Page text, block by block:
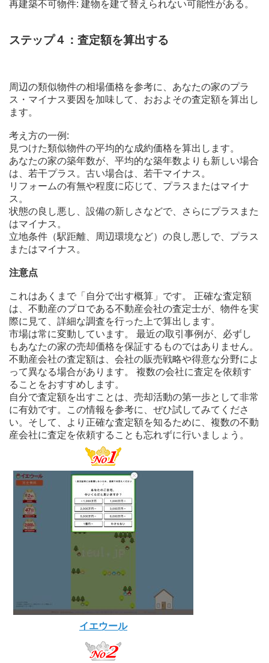
再建築不可物件: 建物を建て替えられない可能性がある。
ステップ４：査定額を算出する
周辺の類似物件の相場価格を参考に、あなたの家のプラ
ス・マイナス要因を加味して、おおよその査定額を算出し
ます。
考え方の一例:
見つけた類似物件の平均的な成約価格を算出します。
あなたの家の築年数が、平均的な築年数よりも新しい場合
は、若干プラス。古い場合は、若干マイナス。
リフォームの有無や程度に応じて、プラスまたはマイナ
ス。
状態の良し悪し、設備の新しさなどで、さらにプラスまた
はマイナス。
立地条件（駅距離、周辺環境など）の良し悪しで、プラス
またはマイナス。
注意点
これはあくまで「自分で出す概算」です。 正確な査定額
は、不動産のプロである不動産会社の査定士が、物件を実
際に見て、詳細な調査を行った上で算出します。
市場は常に変動しています。 最近の取引事例が、必ずし
もあなたの家の売却価格を保証するものではありません。
不動産会社の査定額は、会社の販売戦略や得意な分野によ
って異なる場合があります。 複数の会社に査定を依頼す
ることをおすすめします。
自分で査定額を出すことは、売却活動の第一歩として非常
に有効です。この情報を参考に、ぜひ試してみてくださ
い。そして、より正確な査定額を知るために、複数の不動
産会社に査定を依頼することも忘れずに行いましょう。
イエウール